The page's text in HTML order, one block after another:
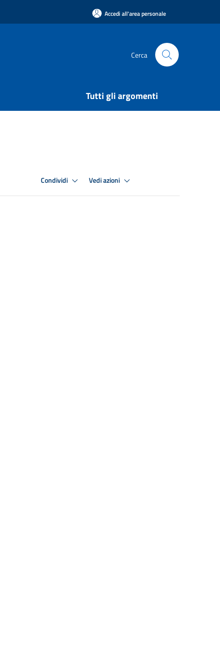
Accedi all'area personale
Cerca
Tutti gli argomenti
Condividi Vedi azioni